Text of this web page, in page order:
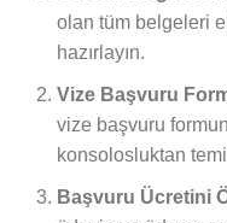
olan tüm belgeleri
hazırlayın.
Vize Başvuru
vize başvuru
konsolosluktan
Başvuru Ücretini